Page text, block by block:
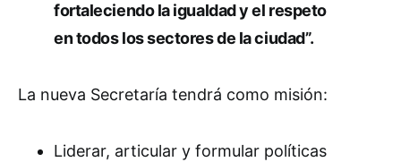
fortaleciendo la igualdad y el respeto
en todos los sectores de la ciudad”.
La nueva Secretaría tendrá como misión:
Liderar, articular y formular políticas